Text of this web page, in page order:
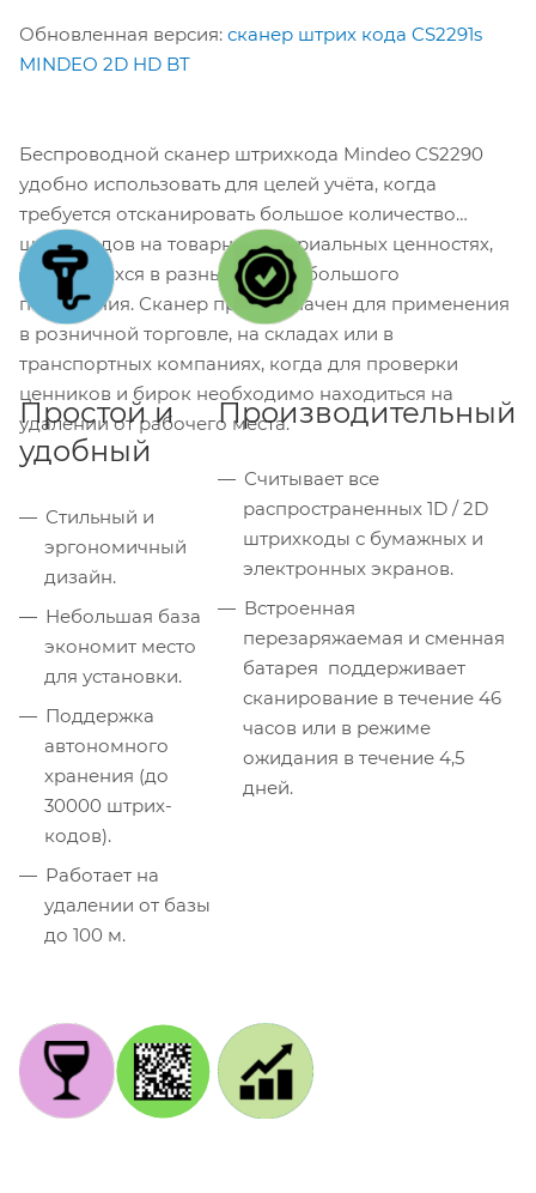
Обновленная версия: сканер штрих кода CS2291s
MINDEO 2D HD BT
Беспроводной сканер штрихкода Mindeo CS2290
удобно использовать для целей учёта, когда
требуется отсканировать большое количество
штрихкодов на товарно-материальных ценностях,
находящихся в разных местах большого
помещения. Сканер предназначен для применения
в розничной торговле, на складах или в
транспортных компаниях, когда для проверки
ценников и бирок необходимо находиться на
удалении от рабочего места.
Простой и
удобный
Стильный и
эргономичный
дизайн.
Небольшая база
экономит место
для установки.
Поддержка
автономного
хранения (до
30000 штрих-
кодов).
Работает на
удалении от базы
до 100 м.
Производительный
Считывает все
распространенных 1D / 2D
штрихкоды с бумажных и
электронных экранов.
Встроенная
перезаряжаемая и сменная
батарея поддерживает
сканирование в течение 46
часов или в режиме
ожидания в течение 4,5
дней.